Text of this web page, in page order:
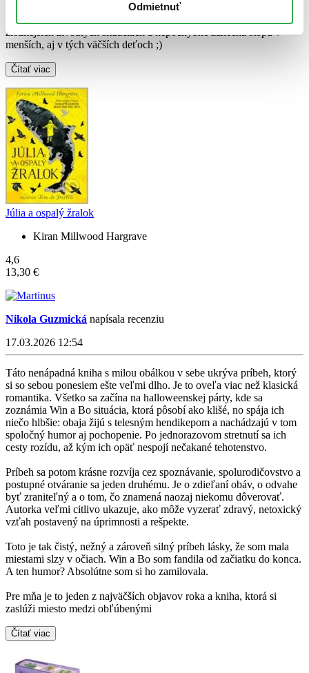
Odmietnuť
som cítila lásku, ktorej je príbeh plný, a morský vánok, ktorý tam
postavy neustále sprevádza. Poskytuje priestor na rozhovor o
zložitejších životných situáciách a nepochybne zanechá stopu v
menších, aj v tých väčších deťoch ;)
Čítať viac
Júlia a ospalý žralok
Kiran Millwood Hargrave
4,6
13,30 €
Nikola Guzmická napísala recenziu
17.03.2026 12:54
Táto nenápadná kniha s milou obálkou v sebe ukrýva príbeh, ktorý
si so sebou ponesiem ešte veľmi dlho. Je to oveľa viac než klasická
romantika. Všetko sa začína na halloweenskej párty, kde sa
zoznámia Win a Bo situácia, ktorá pôsobí ako klišé, no spája ich
niečo hlbšie: obaja žijú s telesným hendikepom a nachádzajú v tom
spoločný humor aj pochopenie. Po jednorazovom stretnutí sa ich
cesty rozídu, až kým ich opäť nespojí nečakané tehotenstvo.
Príbeh sa potom krásne rozvíja cez spoznávanie, spolurodičovstvo a
postupné otváranie sa jeden druhému. Je o zdieľaní obáv, o odvahe
byť zraniteľný a o tom, čo znamená naozaj niekomu dôverovať.
Autorka veľmi citlivo ukazuje, ako môže vyzerať zdravý, netoxický
vzťah postavený na úprimnosti a rešpekte.
Toto je tak čistý, nežný a zároveň silný príbeh lásky, že som mala
miestami slzy v očiach. Win a Bo som fandila od začiatku do konca.
A ten humor? Absolútne som si ho zamilovala.
Pre mňa je to jeden z najväčších objavov roka a kniha, ktorá si
zaslúži miesto medzi obľúbenými
Čítať viac